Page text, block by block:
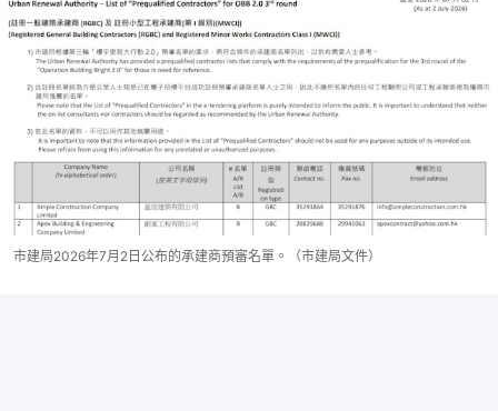
市建局2026年7月2日公布的承建商預審名單。（市建局文件）